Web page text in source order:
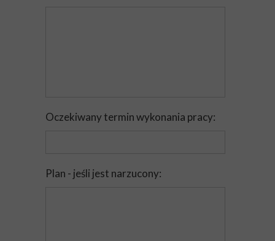
Oczekiwany termin wykonania pracy:
Plan - jeśli jest narzucony: